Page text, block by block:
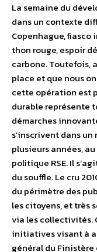
La semaine du
dans un contexte
Copenhague,
thon rouge, espoir
carbone. Toutefois,
place et que nous
cette opération est
durable représente
démarches
s’inscrivent dans
plusieurs années, au
politique RSE. Il
du souffle. Le cru
du périmètre des
les citoyens, et très
via les collectivités.
initiatives visant à
général du Finistère